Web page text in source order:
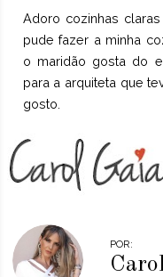
Adoro cozinhas
pude fazer a minha
o maridão gosta do
para a arquiteta que
gosto.
POR: